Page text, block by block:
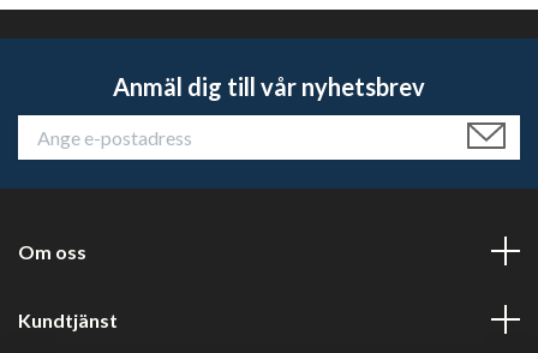
Anmäl dig till vår nyhetsbrev
Om oss
Kundtjänst